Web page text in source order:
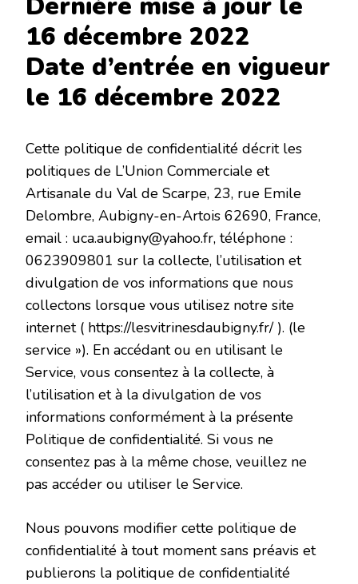
16 décembre 2022
Date d’entrée en vigueur
le 16 décembre 2022
Cette politique de confidentialité décrit les
politiques de L’Union Commerciale et
Artisanale du Val de Scarpe, 23, rue Emile
Delombre, Aubigny-en-Artois 62690, France,
email : uca.aubigny@yahoo.fr, téléphone :
0623909801 sur la collecte, l’utilisation et
divulgation de vos informations que nous
collectons lorsque vous utilisez notre site
internet ( https://lesvitrinesdaubigny.fr/ ). (le
service »). En accédant ou en utilisant le
Service, vous consentez à la collecte, à
l’utilisation et à la divulgation de vos
informations conformément à la présente
Politique de confidentialité. Si vous ne
consentez pas à la même chose, veuillez ne
pas accéder ou utiliser le Service.
Nous pouvons modifier cette politique de
confidentialité à tout moment sans préavis et
publierons la politique de confidentialité